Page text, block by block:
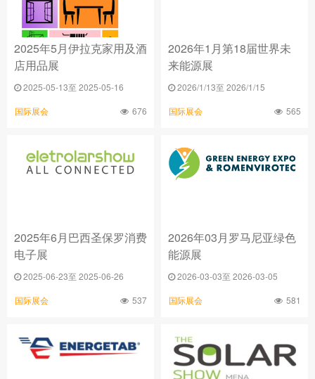
2025年5月伊拉克家用及酒
店用品展
2025-05-13至 2025-05-16
国际展会 676
2026年1月第18届世界未
来能源展
2026/1/13至 2026/1/15
国际展会 565
2025年6月巴西圣保罗消费
电子展
2025-06-23至 2025-06-26
国际展会 537
2026年03月罗马尼亚绿色
能源展
2026-03-03至 2026-03-05
国际展会 581